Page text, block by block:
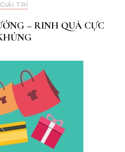
GIẢI TRÍ
– RINH QUÀ CỰC